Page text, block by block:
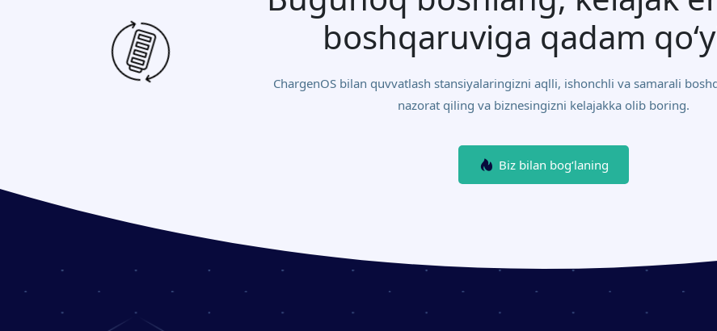
boshqaruviga qadam
ChargenOS bilan quvvatlash stansiyalaringizni aqlli, ishonchli va samarali
nazorat qiling va biznesingizni kelajakka olib boring.
Biz bilan bog‘laning